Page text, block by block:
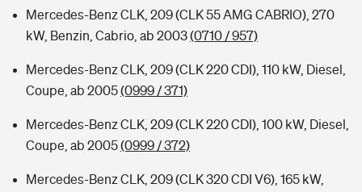
Mercedes-Benz CLK, 209 (CLK 55 AMG CABRIO), 270
kW, Benzin, Cabrio, ab 2003(0710 / 957)
Mercedes-Benz CLK, 209 (CLK 220 CDI), 110 kW, Diesel,
Coupe, ab 2005(0999 / 371)
Mercedes-Benz CLK, 209 (CLK 220 CDI), 100 kW, Diesel,
Coupe, ab 2005(0999 / 372)
Mercedes-Benz CLK, 209 (CLK 320 CDI V6), 165 kW,